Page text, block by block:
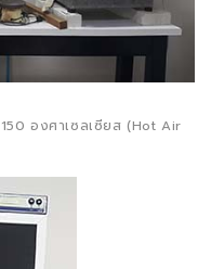
องศาเซลเซียส (Hot Air